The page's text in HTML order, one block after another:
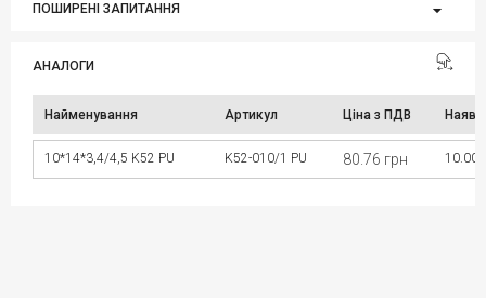
АНАЛОГИ
Найменування Артикул Ціна з ПДВ
10*14*3,4/4,5 K52 PU K52-010/1 PU 80.76 грн 10.00
ПОШИРЕНІ ЗАПИТАННЯ